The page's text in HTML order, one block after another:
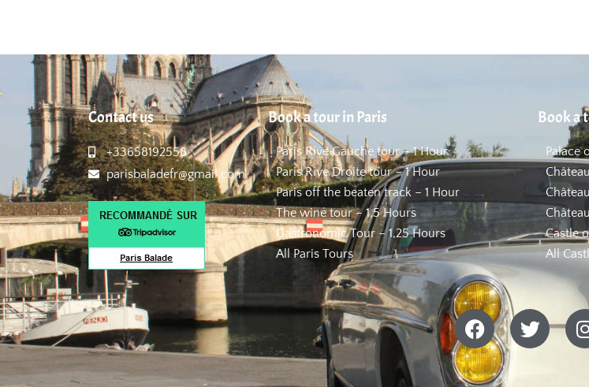
Contact us
+33658192558
parisbaladefr@gmail.com
Book a tour in Paris
Paris Rive Gauche tour – 1 Hour
Paris Rive Droite tour – 1 Hour
Paris off the beaten track – 1 Hour
The wine tour – 1,5 Hours
Gastronomic Tour – 1,25 Hours
All Paris Tours
Book a
Palace
Castle
All